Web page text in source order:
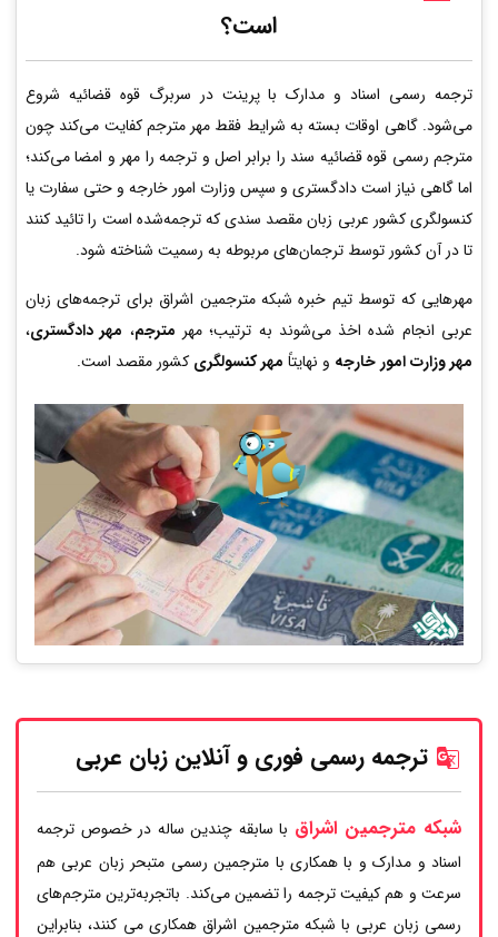
است؟
ترجمه رسمی اسناد و مدارک با پرینت در سربرگ قوه قضائیه شروع
می‌شود. گاهی اوقات بسته به شرایط فقط مهر مترجم کفایت می‌کند چون
مترجم رسمی قوه قضائیه سند را برابر اصل و ترجمه را مهر و امضا می‌کند؛
اما گاهی نیاز است دادگستری و سپس وزارت امور خارجه و حتی سفارت یا
کنسولگری کشور عربی زبان مقصد سندی که ترجمه‌شده است را تائید کنند
تا در آن کشور توسط ترجمان‌های مربوطه به رسمیت شناخته شود.
مهرهایی که توسط تیم خبره شبکه مترجمین اشراق برای ترجمه‌های زبان
عربی انجام شده اخذ می‌شوند به ترتیب؛ مهر مترجم، مهر دادگستری،
مهر وزارت امور خارجه و نهایتاً مهر کنسولگری کشور مقصد است.
ترجمه رسمی فوری و آنلاین زبان عربی
شبکه مترجمین اشراق با سابقه چندین ساله در خصوص ترجمه
اسناد و مدارک و با همکاری با مترجمین رسمی متبحر زبان عربی هم
سرعت و هم کیفیت ترجمه را تضمین می‌کند. باتجربه‌ترین مترجم‌های
رسمی زبان عربی با شبکه مترجمین اشراق همکاری می کنند، بنابراین